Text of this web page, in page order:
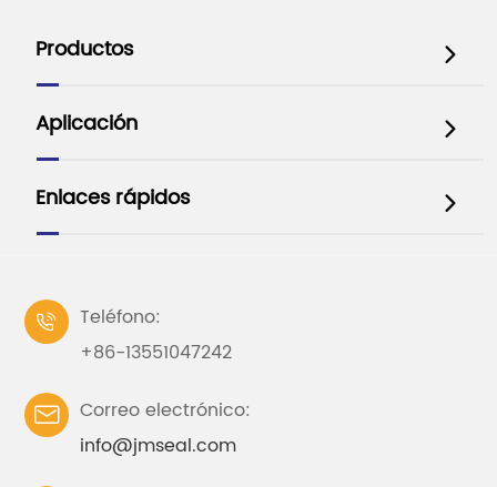
Productos 
Aplicación 
Enlaces rápidos 

Teléfono:
+86-13551047242

Correo electrónico:
info@jmseal.com